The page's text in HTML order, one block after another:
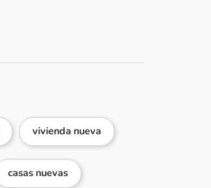
vivienda nueva
casas nuevas